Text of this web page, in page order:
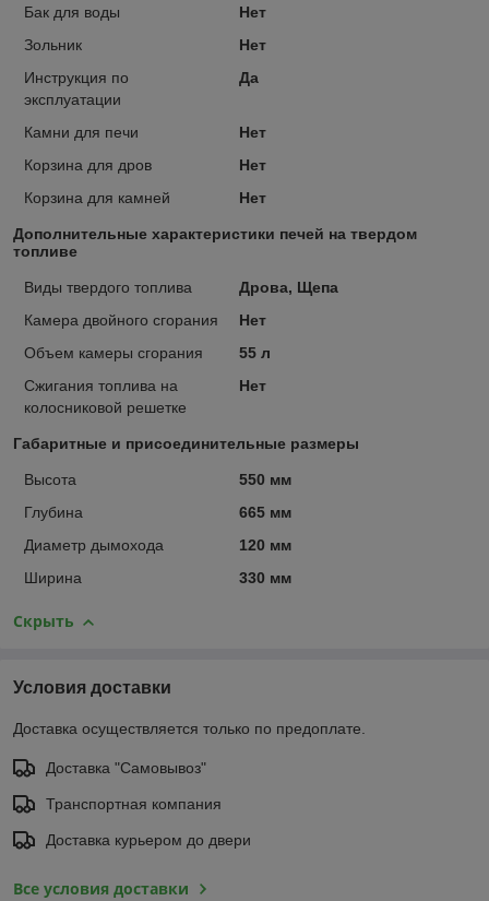
Бак для воды
Нет
Зольник
Нет
Инструкция по
эксплуатации
Да
Камни для печи
Нет
Корзина для дров
Нет
Корзина для камней
Нет
Дополнительные характеристики печей на твердом
топливе
Виды твердого топлива
Дрова, Щепа
Камера двойного сгорания
Нет
Объем камеры сгорания
55 л
Сжигания топлива на
колосниковой решетке
Нет
Габаритные и присоединительные размеры
Высота
550 мм
Глубина
665 мм
Диаметр дымохода
120 мм
Ширина
330 мм
Скрыть
Условия доставки
Доставка осуществляется только по предоплате.
Доставка "Самовывоз"
Транспортная компания
Доставка курьером до двери
Все условия доставки